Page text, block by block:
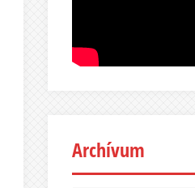
Archívum